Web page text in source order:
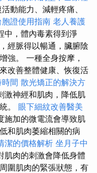
動能力、減輕疼痛、
證使用指南 老人養護
中，體內毒素得到淨
經脈得以暢通，臟腑陰
強。 一種全身按摩，
改善整體健康、恢復活
間 散光矯正的解決方
激神經和肌肉，降低肌
。 眼下細紋改善醫美
施加的微電流會導致肌
和肌肉萎縮相關的病
潔的價格解析 坐月子中
肌肉的刺激會降低身體
圍肌肉的緊張狀態，有